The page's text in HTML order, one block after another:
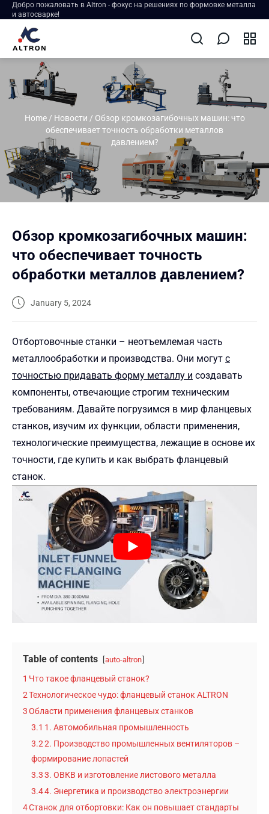
Добро пожаловать в Altron - фокус на решениях по формовке металла
и автосварке!
Home/ Новости / Обзор кромкозагибочных машин: что
обеспечивает точность обработки металлов
давлением?
Обзор кромкозагибочных машин:
что обеспечивает точность
обработки металлов давлением?
January 5, 2024
Отбортовочные станки – неотъемлемая часть
металлообработки и производства. Они могут с
точностью придавать форму металлу и создавать
компоненты, отвечающие строгим техническим
требованиям. Давайте погрузимся в мир фланцевых
станков, изучим их функции, области применения,
технологические преимущества, лежащие в основе их
точности, где купить и как выбрать фланцевый
станок.
Table of contents auto-altron
1 Что такое фланцевый станок?
2Технологическое чудо: фланцевый станок ALTRON
3Области применения фланцевых станков
3.1 1. Автомобильная промышленность
3.22. Производство промышленных вентиляторов –
формирование лопастей
3.33. ОВКВ и изготовление листового металла
3.44. Энергетика и производство электроэнергии
4Станок для отбортовки: Как он повышает стандарты